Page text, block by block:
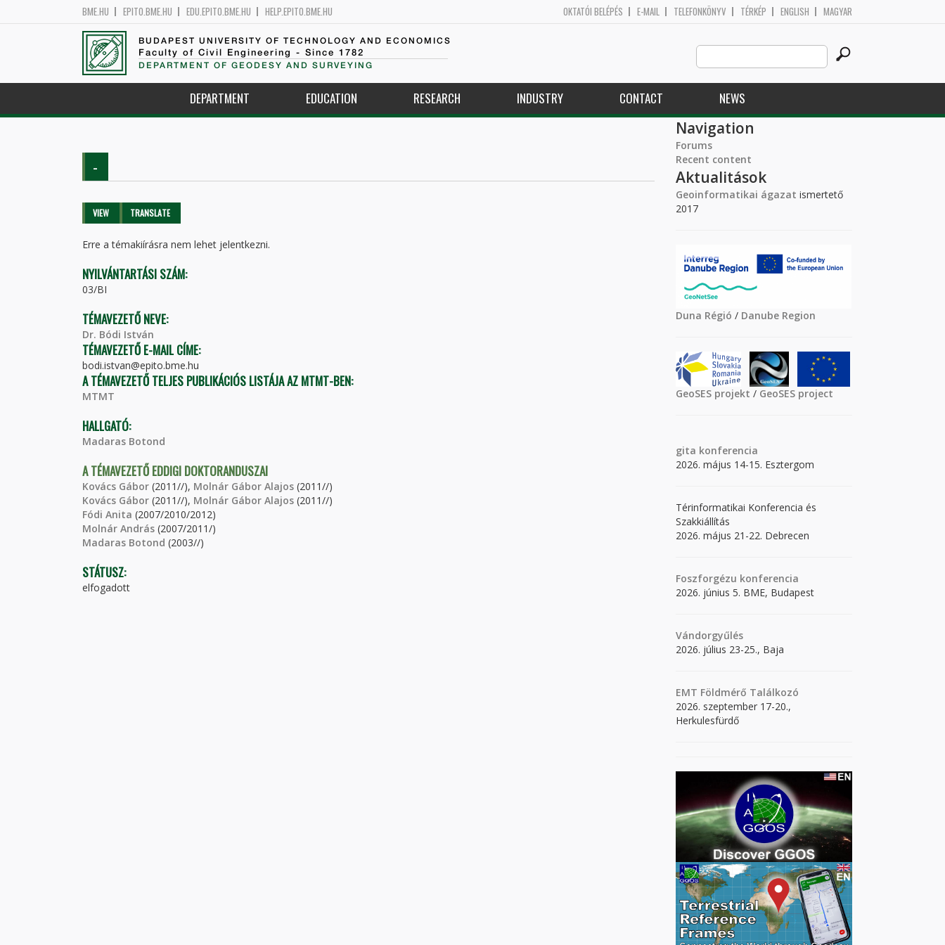
BME.HU EPITO.BME.HU EDU.EPITO.BME.HU HELP.EPITO.BME.HU OKTATÓI BELÉPÉS E-MAIL TELEFONKÖNYV TÉRKÉP ENGLISH MAGYAR
BUDAPEST UNIVERSITY OF TECHNOLOGY AND ECONOMICS
Faculty of Civil Engineering - Since 1782
DEPARTMENT OF GEODESY AND SURVEYING
Search
this
site
DEPARTMENT EDUCATION RESEARCH INDUSTRY CONTACT NEWS
-
Primary tabs
VIEW (ACTIVETRANSLATE
Erre a témakiírásra nem lehet jelentkezni.
NYILVÁNTARTÁSI SZÁM:
03/BI
TÉMAVEZETŐ NEVE:
Dr. Bódi István
TÉMAVEZETŐ E-MAIL CÍME:
bodi.istvan@epito.bme.hu
A TÉMAVEZETŐ TELJES PUBLIKÁCIÓS LISTÁJA AZ MTMT-BEN:
MTMT
HALLGATÓ:
Madaras Botond
A TÉMAVEZETŐ EDDIGI DOKTORANDUSZAI
Kovács Gábor (2011//), Molnár Gábor Alajos (2011//)
Kovács Gábor (2011//), Molnár Gábor Alajos (2011//)
Fódi Anita (2007/2010/2012)
Molnár András (2007/2011/)
Madaras Botond (2003//)
STÁTUSZ:
elfogadott
Navigation
Forums
Recent content
Aktualitások
Geoinformatikai ágazat ismertető
2017
Duna Régió / Danube Region
GeoSES projekt / GeoSES project
gita konferencia
2026. május 14-15. Esztergom
Térinformatikai Konferencia és
Szakkiállítás
2026. május 21-22. Debrecen
Foszforgézu konferencia
2026. június 5. BME, Budapest
Vándorgyűlés
2026. július 23-25., Baja
EMT Földmérő Találkozó
2026. szeptember 17-20.,
Herkulesfürdő